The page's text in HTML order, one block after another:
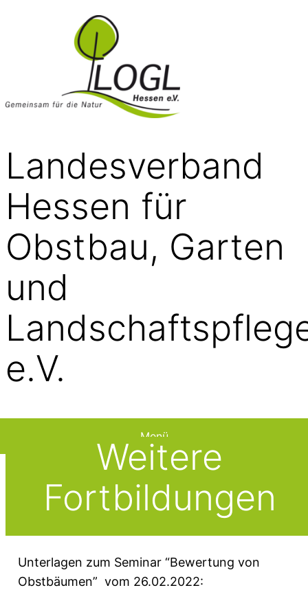
Landesverband
Hessen für
Obstbau, Garten
und
e.V.
Menü
Weitere
Fortbildungen
Unterlagen zum Seminar “Bewertung von
Obstbäumen” vom 26.02.2022: